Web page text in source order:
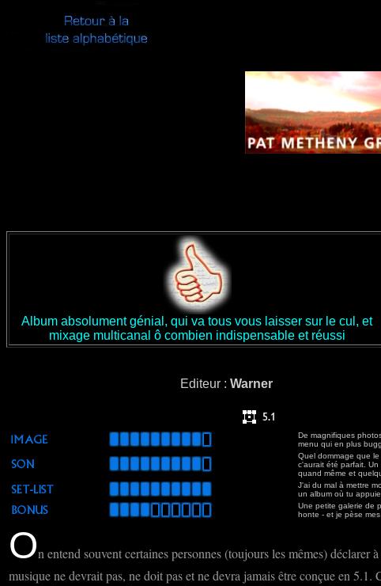
Album absolument génial, qui va tous vous laisser sur le cul, et
mixage multicanal ô combien indispensable et réussi
Editeur : Warner
De magnifiques
menu qui en plus
Quel dommage que
c'aurait été parfait. Un
quand même et
J'ai du mal à mettre
un album où tu
Une petite galerie de
honte - et je pèse mes
On entend souvent certaines personnes (toujours les mêmes) déclarer
musique ne devrait pas, ne doit pas et ne devra jamais être conçue en